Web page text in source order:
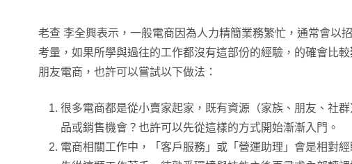
老查 李全興表示，一般電商因為人力精簡業務繁忙，通常會以
考量，如果所學與過往的工作都沒有這部份的經驗，的確會比
朋友電商，也許可以嘗試以下做法：
很多電商都是從小賣家起家，既有資源（家族、朋友、社
品或銷售機會？也許可以先從這樣的方式開始漸漸入門。
電商相關工作中，「客戶服務」或「營運助理」會是相對經